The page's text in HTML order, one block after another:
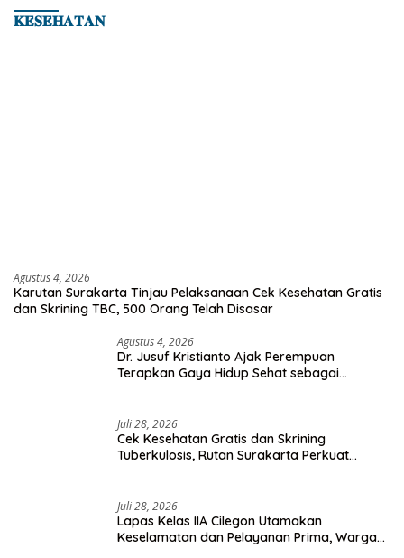
𝐊𝐄𝐒𝐄𝐇𝐀𝐓𝐀𝐍
Agustus 4, 2026
Karutan Surakarta Tinjau Pelaksanaan Cek Kesehatan Gratis
dan Skrining TBC, 500 Orang Telah Disasar
Agustus 4, 2026
Dr. Jusuf Kristianto Ajak Perempuan
Terapkan Gaya Hidup Sehat sebagai
Juli 28, 2026
Cek Kesehatan Gratis dan Skrining
Tuberkulosis, Rutan Surakarta Perkuat
Juli 28, 2026
Lapas Kelas IIA Cilegon Utamakan
Keselamatan dan Pelayanan Prima, Warga